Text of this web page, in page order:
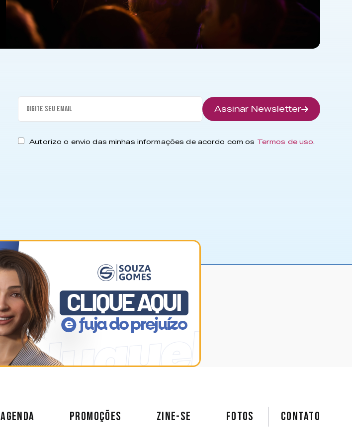
Assinar Newsletter
Autorizo o envio das minhas informações de acordo com os Termos de uso
AGENDA PROMOÇÕES ZINE-SE FOTOS Contato